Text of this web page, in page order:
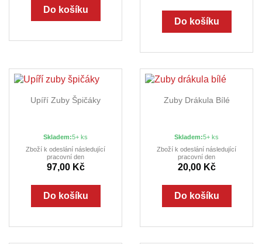
Do košíku
Do košíku
Upíří Zuby Špičáky
Skladem:5+ ks
Zboží k odeslání následující
pracovní den
97,00 Kč
Do košíku
Zuby Drákula Bílé
Skladem:5+ ks
Zboží k odeslání následující
pracovní den
20,00 Kč
Do košíku